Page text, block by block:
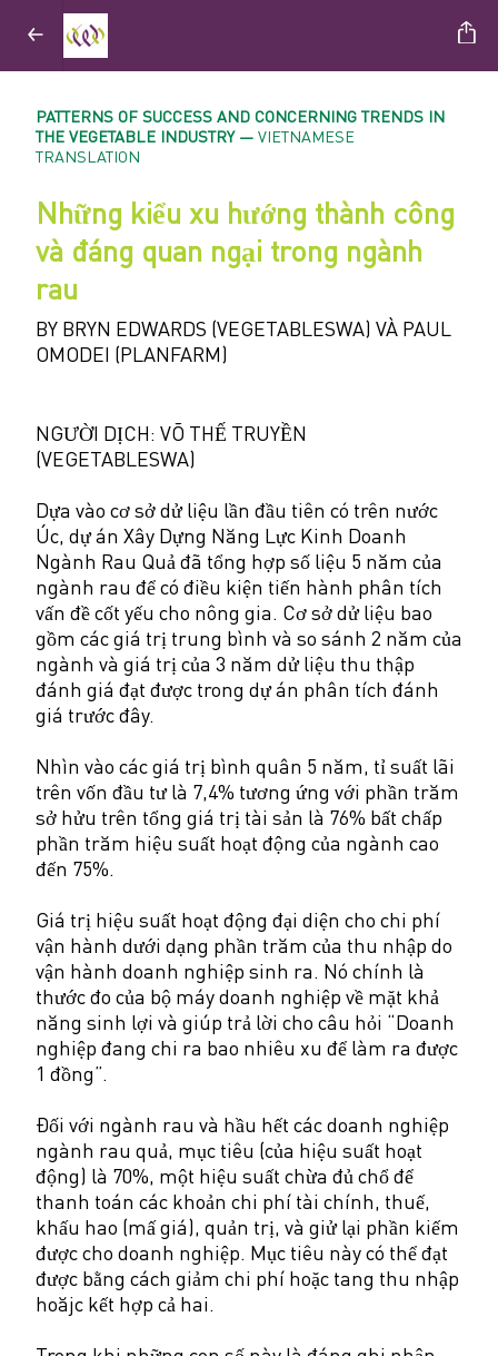
PATTERNS OF SUCCESS AND CONCERNING TRENDS IN
THE VEGETABLE INDUSTRY — VIETNAMESE
TRANSLATION
Những kiểu xu hướng thành công
và đáng quan ngại trong ngành
rau
BY BRYN EDWARDS (VEGETABLESWA) VÀ PAUL
OMODEI (PLANFARM)
NGƯỜI DỊCH: VÕ THẾ TRUYỀN
(VEGETABLESWA)
Dựa vào cơ sở dử liệu lần đầu tiên có trên nước
Úc, dự án Xây Dựng Năng Lực Kinh Doanh
Ngành Rau Quả đã tổng hợp số liệu 5 năm của
ngành rau để có điều kiện tiến hành phân tích
vấn đề cốt yếu cho nông gia. Cơ sở dử liệu bao
gồm các giá trị trung bình và so sánh 2 năm của
ngành và giá trị của 3 năm dử liệu thu thập
đánh giá đạt được trong dự án phân tích đánh
giá trước đây.
Nhìn vào các giá trị bình quân 5 năm, tỉ suất lãi
trên vốn đầu tư là 7,4% tương ứng với phần trăm
sở hửu trên tổng giá trị tài sản là 76% bất chấp
phần trăm hiệu suất hoạt động của ngành cao
đến 75%.
Giá trị hiệu suất hoạt động đại diện cho chi phí
vận hành dưới dạng phần trăm của thu nhập do
vận hành doanh nghiệp sinh ra. Nó chính là
thước đo của bộ máy doanh nghiệp về mặt khả
năng sinh lợi và giúp trả lời cho câu hỏi “Doanh
nghiệp đang chi ra bao nhiêu xu để làm ra được
1 đồng”.
Đối với ngành rau và hầu hết các doanh nghiệp
ngành rau quả, mục tiêu (của hiệu suất hoạt
động) là 70%, một hiệu suất chừa đủ chổ để
thanh toán các khoản chi phí tài chính, thuế,
khấu hao (mấ giá), quản trị, và giử lại phần kiếm
được cho doanh nghiệp. Mục tiêu này có thể đạt
được bằng cách giảm chi phí hoặc tang thu nhập
hoăjc kết hợp cả hai.